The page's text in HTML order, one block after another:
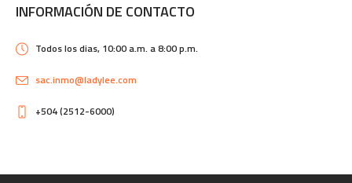
INFORMACIÓN DE CONTACTO
Todos los dias, 10:00 a.m. a 8:00 p.m.
sac.inmo@ladylee.com
+504 (2512-6000)